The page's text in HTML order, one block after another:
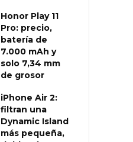
Honor Play 11
Pro: precio,
batería de
7.000 mAh y
solo 7,34 mm
de grosor
iPhone Air 2:
filtran una
Dynamic Island
más pequeña,